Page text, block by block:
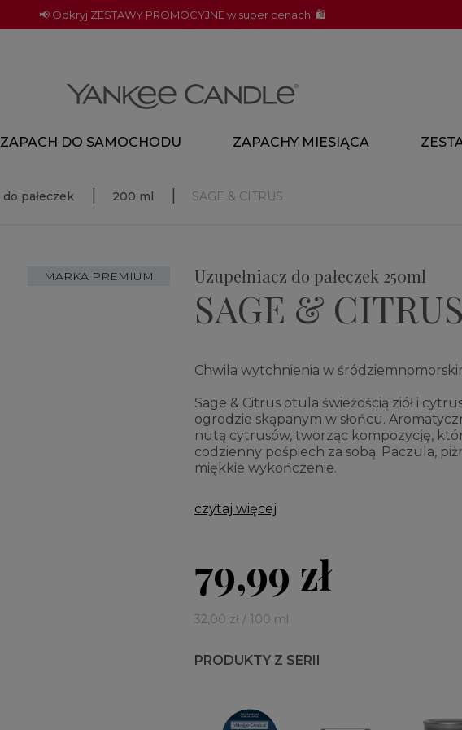
📢 Odkryj ZESTAWY PROMOCYJNE w super cenach! 🛍️
ZAPACH DO SAMOCHODU ZAPACHY MIESIĄCA
pałeczek 200 ml SAGE & CITRUS
MARKA PREMIUM Uzupełniacz do pałeczek 250ml
SAGE & CITRUS
Chwila wytchnienia w
Sage & Citrus otula świeżością ziół i
ogrodzie skąpanym w słońcu.
nutą cytrusów, tworząc kompozycję,
codzienny pośpiech za sobą. Paczula,
miękkie wykończenie.
czytaj więcej
79,99 zł
32,00 zł / 100 ml
PRODUKTY Z SERII